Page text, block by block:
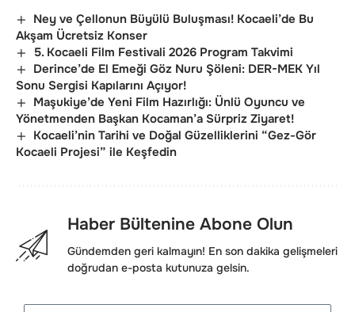
Ney ve Çellonun Büyülü Buluşması! Kocaeli’de Bu
Akşam Ücretsiz Konser
5. Kocaeli Film Festivali 2026 Program Takvimi
Derince’de El Emeği Göz Nuru Şöleni: DER-MEK Yıl
Sonu Sergisi Kapılarını Açıyor!
Maşukiye’de Yeni Film Hazırlığı: Ünlü Oyuncu ve
Yönetmenden Başkan Kocaman’a Sürpriz Ziyaret!
Kocaeli’nin Tarihi ve Doğal Güzelliklerini “Gez-Gör
Kocaeli Projesi” ile Keşfedin
Haber Bültenine Abone Olun
Gündemden geri kalmayın! En son dakika gelişmeleri
doğrudan e-posta kutunuza gelsin.